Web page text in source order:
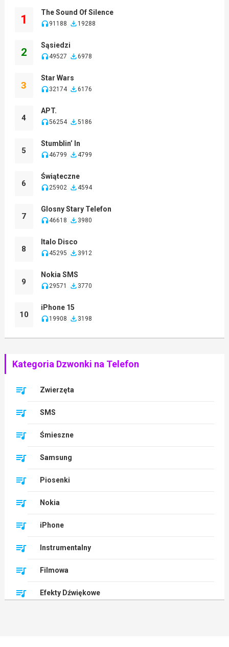
1
The Sound Of Silence
91188 19288
2
Sąsiedzi
49527 6978
3
Star Wars
32174 6176
4
APT.
56254 5186
5
Stumblin’ In
46799 4799
6
Świąteczne
25902 4594
7
Glosny Stary Telefon
46618 3980
8
Italo Disco
45295 3912
9
Nokia SMS
29571 3770
10
iPhone 15
19908 3198
Kategoria Dzwonki na Telefon
Zwierzęta
SMS
Śmieszne
Samsung
Piosenki
Nokia
iPhone
Instrumentalny
Filmowa
Efekty Dźwiękowe